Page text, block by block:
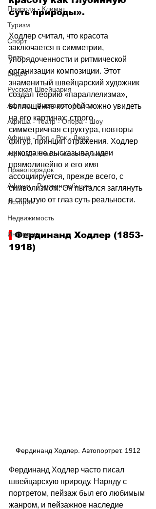
Природа - Климат
Туризм
Спорт
Фото
Видео
Русская Швейцария
Афиша - Выставки - Музеи
Афиша - Театр - Опера - Шоу
Афиша - Поп - Рок - Джаз
Афиша - Классическая музыка
Правопорядок
Афиша - Русские события
История
Недвижимость
Интервью
суть природы».
Ходлер считал, что красота
заключается в симметрии,
упорядоченности и ритмической
организации композиции. Этот
знаменитый швейцарский художник
создал теорию «параллелизма»,
воплощение которой можно увидеть
на его картинах: строго
симметричная структура, повторы
фигур, принцип отражения. Ходлер
никогда не высказывал идеи
прямолинейно и его имя
ассоциируется, прежде всего, с
символизмом. Он пытался заглянуть
в скрытую от глаз суть реальности.
Фердинанд Ходлер (1853-
1918)
Фердинанд Ходлер. Автопортрет. 1912
Фердинанд Ходлер часто писал
швейцарскую природу. Наряду с
портретом, пейзаж был его любимым
жанром, и пейзажное наследие